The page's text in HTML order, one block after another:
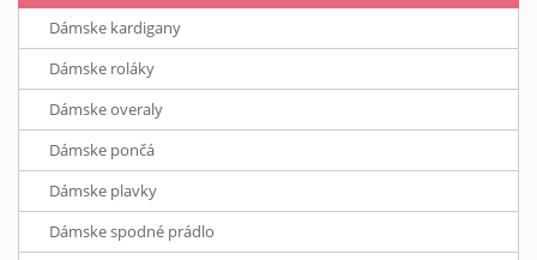
Dámske kardigany
Dámske roláky
Dámske overaly
Dámske pončá
Dámske plavky
Dámske spodné prádlo